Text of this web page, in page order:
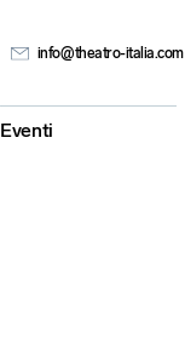
info@theatro-italia.com
Eventi